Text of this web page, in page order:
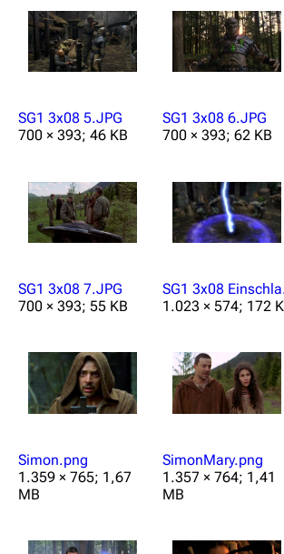
Stargate Atlantis
Stargate Universe
Stargate Infinity
Filme
Das Stargate-Universum
Personen
Orte
Objekte
Fanprojekte
Kommerzielles
SG1 3x08 5.JPG
700 × 393; 46 KB
SG1 3x08 6.JPG
700 × 393; 62 KB
SG1 3x08 7.JPG
700 × 393; 55 KB
1.023 × 574; 172
Simon.png
1.359 × 765; 1,67
MB
SimonMary.png
1.357 × 764; 1,41
MB